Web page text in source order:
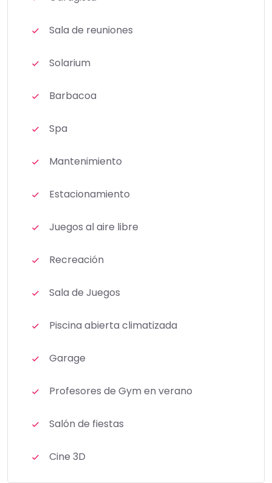
Sala de reuniones
Solarium
Barbacoa
Spa
Mantenimiento
Estacionamiento
Juegos al aire libre
Recreación
Sala de Juegos
Piscina abierta climatizada
Garage
Profesores de Gym en verano
Salón de fiestas
Cine 3D